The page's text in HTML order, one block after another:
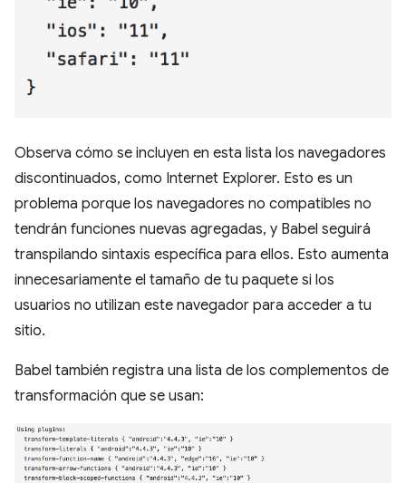
Observa cómo se incluyen en esta lista los navegadores
discontinuados, como Internet Explorer. Esto es un
problema porque los navegadores no compatibles no
tendrán funciones nuevas agregadas, y Babel seguirá
transpilando sintaxis específica para ellos. Esto aumenta
innecesariamente el tamaño de tu paquete si los
usuarios no utilizan este navegador para acceder a tu
sitio.
Babel también registra una lista de los complementos de
transformación que se usan: